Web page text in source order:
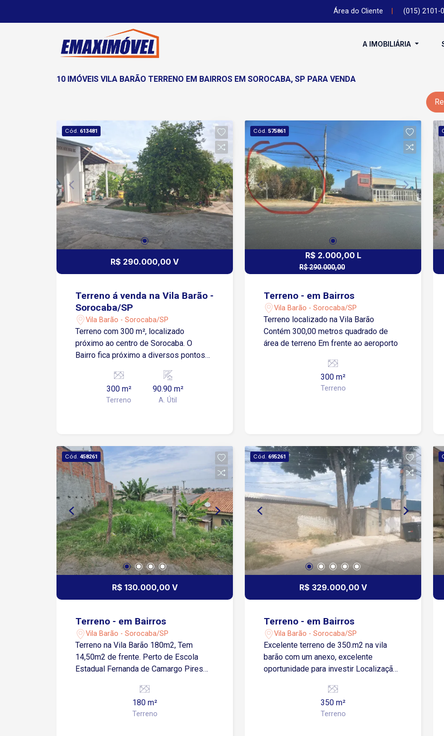
Área do Cliente (015) 2101-
A IMOBILIÁRIA
10 IMÓVEIS VILA BARÃO TERRENO EM BAIRROS EM SOROCABA, SP PARA VENDA
Cód. 613481
R$ 290.000,00 V
Terreno á venda na Vila Barão -
Sorocaba/SP
Vila Barão - Sorocaba/SP
Terreno com 300 m², localizado
próximo ao centro de Sorocaba. O
Bairro fica próximo a diversos pontos
supermercados.
300 m²
Terreno
90.90 m²
A. Útil
Cód. 575861
R$ 2.000,00 L
R$ 290.000,00
Terreno - em Bairros
Vila Barão - Sorocaba/SP
Terreno localizado na Vila Barão
Contém 300,00 metros quadrado de
área de terreno Em frente ao aeroporto
300 m²
Terreno
Cód. 458261
R$ 130.000,00 V
Terreno - em Bairros
Vila Barão - Sorocaba/SP
Terreno na Vila Barão 180m2, Tem
14,50m2 de frente. Perto de Escola
Estadual Fernanda de Camargo Pires
180 m²
Terreno
Cód. 695261
R$ 329.000,00 V
Terreno - em Bairros
Vila Barão - Sorocaba/SP
Excelente terreno de 350.m2 na vila
barão com um anexo, excelente
oportunidade para investir Localização
escolas, supermercado e shopping
350 m²
Terreno